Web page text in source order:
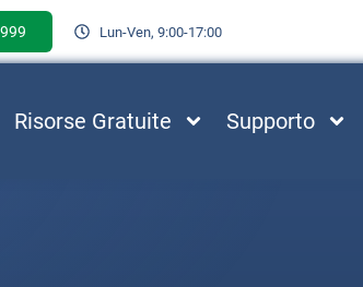
Lun-Ven, 9:00-17:00
Risorse Gratuite Supporto